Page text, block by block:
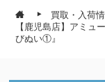
買取・入荷
【鹿児島店】アミュ
びぬい①』